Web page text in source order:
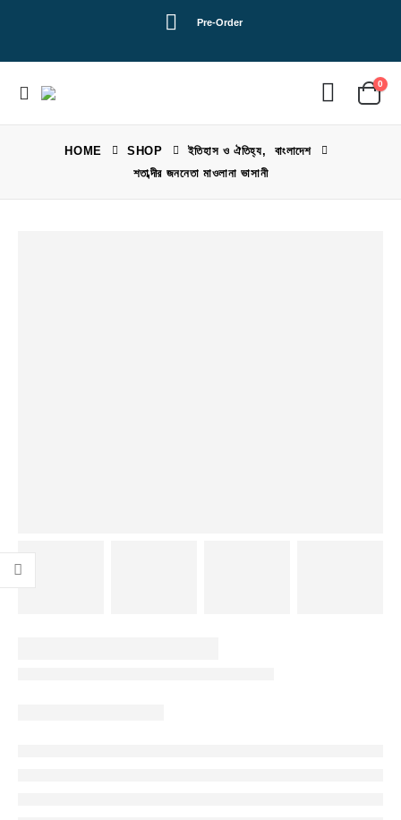
Pre-Order
0
HOME SHOP ইতিহাস ও ঐতিহ্য,
বাংলাদেশ
শতাব্দীর জননেতা মাওলানা ভাসানী